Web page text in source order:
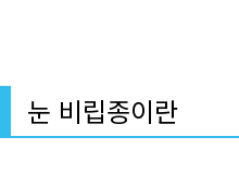
눈 비립종이란